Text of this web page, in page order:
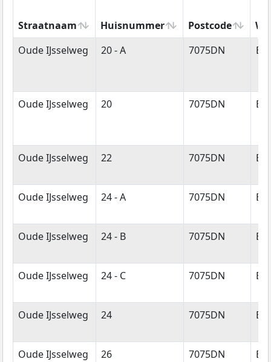
Straatnaam Huisnummer Postcode
Straatnaam
Huisnummer Postcode
Oude IJsselweg 20 - A 7075DN
Oude IJsselweg 20 7075DN
Oude IJsselweg 22 7075DN
Oude IJsselweg 24 - A 7075DN
Oude IJsselweg 24 - B 7075DN
Oude IJsselweg 24 - C 7075DN
Oude IJsselweg 24 7075DN
Oude IJsselweg 26 7075DN